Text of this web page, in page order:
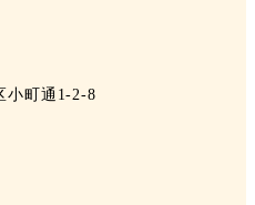
小町通1-2-8